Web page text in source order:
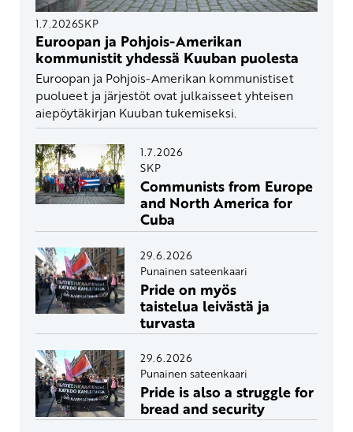
1.7.2026SKP
Euroopan ja Pohjois-Amerikan
kommunistit yhdessä Kuuban puolesta
Euroopan ja Pohjois-Amerikan kommunistiset
puolueet ja järjestöt ovat julkaisseet yhteisen
aiepöytäkirjan Kuuban tukemiseksi.
1.7.2026
SKP
Communists from Europe
and North America for
Cuba
29.6.2026
Punainen sateenkaari
Pride on myös
taistelua leivästä ja
turvasta
29.6.2026
Punainen sateenkaari
Pride is also a struggle for
bread and security